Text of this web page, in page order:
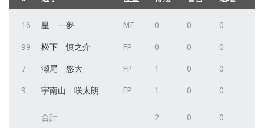
16 星 一夢 MF 0 0 0
99 松下 慎之介 FP 0 0 0
7 瀬尾 悠大 FP 1 0 0
9 宇南山 咲太朗 FP 1 0 0
合計 2 0 0